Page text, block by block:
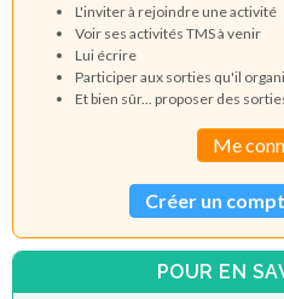
L'inviter à rejoindre une activité
Voir ses activités TMS à venir
Lui écrire
Participer aux sorties qu'il
Et bien sûr... proposer des
Me
Créer un
POUR EN